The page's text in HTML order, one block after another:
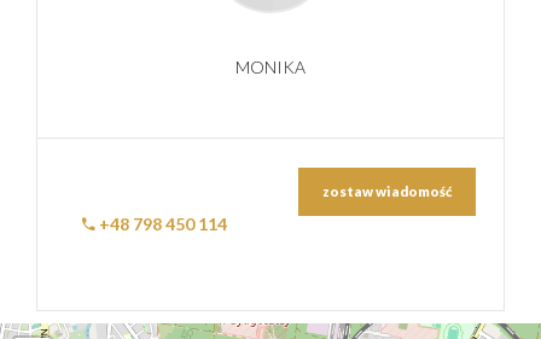
MONIKA
+48 798 450 114
zostaw wiadomość